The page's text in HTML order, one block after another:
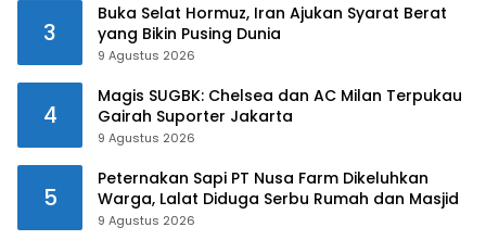
3
Buka Selat Hormuz, Iran Ajukan Syarat Berat
yang Bikin Pusing Dunia
9 Agustus 2026
4
Magis SUGBK: Chelsea dan AC Milan Terpukau
Gairah Suporter Jakarta
9 Agustus 2026
5
Peternakan Sapi PT Nusa Farm Dikeluhkan
Warga, Lalat Diduga Serbu Rumah dan Masjid
9 Agustus 2026